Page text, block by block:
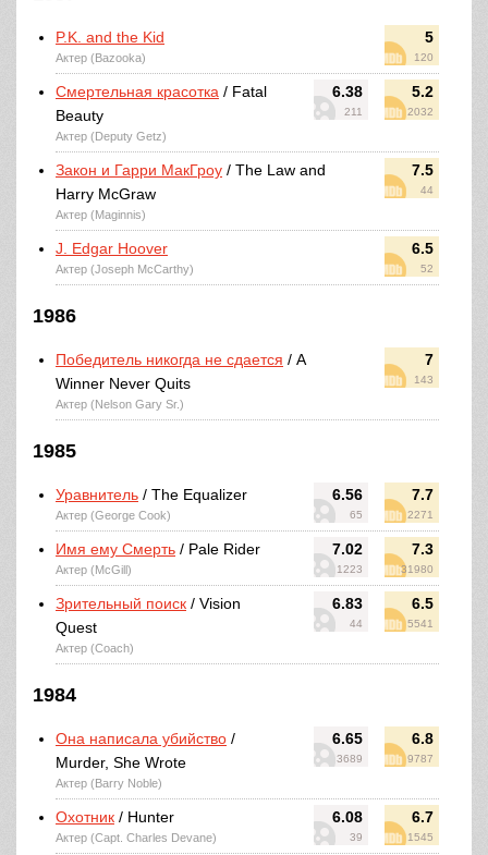
5
120
P.K. and the Kid
Актер (Bazooka)
6.38
211
5.2
2032
Смертельная красотка / Fatal
Beauty
Актер (Deputy Getz)
7.5
44
Закон и Гарри МакГроу / The Law and
Harry McGraw
Актер (Maginnis)
6.5
52
J. Edgar Hoover
Актер (Joseph McCarthy)
1986
7
143
Победитель никогда не сдается / A
Winner Never Quits
Актер (Nelson Gary Sr.)
1985
6.56
65
7.7
2271
Уравнитель / The Equalizer
Актер (George Cook)
7.02
1223
7.3
31980
Имя ему Смерть / Pale Rider
Актер (McGill)
6.83
44
6.5
5541
Зрительный поиск / Vision
Quest
Актер (Coach)
1984
6.65
3689
6.8
9787
Она написала убийство /
Murder, She Wrote
Актер (Barry Noble)
6.08
39
6.7
1545
Охотник / Hunter
Актер (Capt. Charles Devane)